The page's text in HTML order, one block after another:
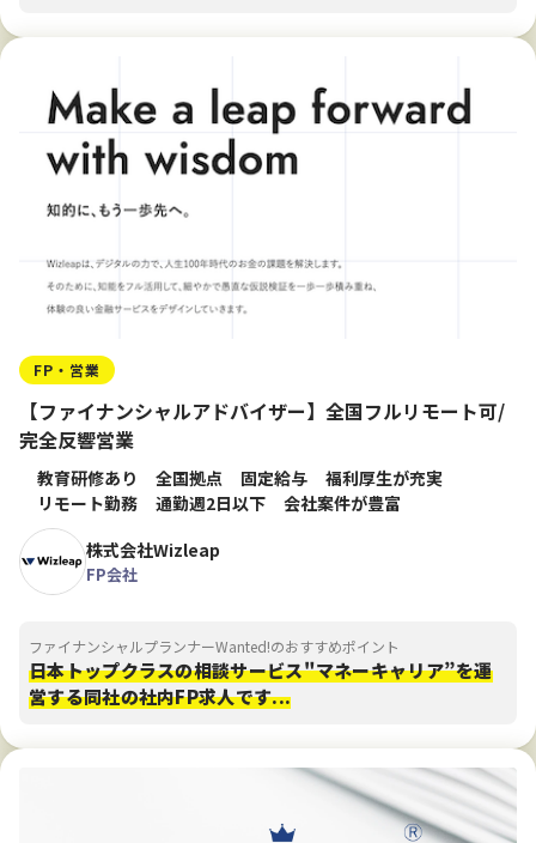
FP・営業
【ファイナンシャルアドバイザー】全国フルリモート可/
完全反響営業
教育研修あり 全国拠点 固定給与
福利厚生が充実
リモート勤務
通勤週2日以下
会社案件が豊富
株式会社Wizleap
FP会社
ファイナンシャルプランナーWanted!のおすすめポイント
日本トップクラスの相談サービス"マネーキャリア”を運
営する同社の社内FP求人です...